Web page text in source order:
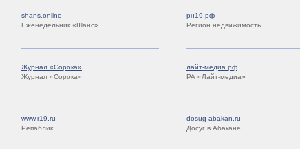
shans.online
Еженедельник «Шанс»
рн19.рф
Регион недвижимость
Журнал «Сорока»
Журнал «Сорока»
лайт-медиа.рф
РА «Лайт-медиа»
www.r19.ru
Репаблик
dosug-abakan.ru
Досуг в Абакане